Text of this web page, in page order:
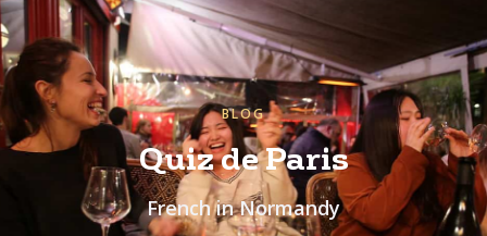
BLOG
Quiz de Paris
French in Normandy